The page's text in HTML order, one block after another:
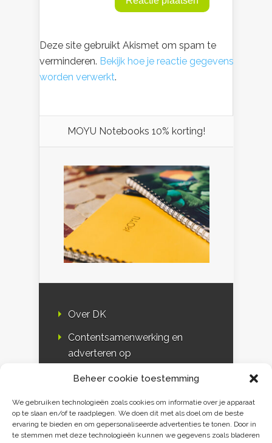
Beheer cookie toestemming
We gebruiken technologieën zoals cookies om informatie over je apparaat
op te slaan en/of te raadplegen. We doen dit met als doel om de beste
ervaring te bieden en om gepersonaliseerde advertenties te tonen. Door in
te stemmen met deze technologieën kunnen we gegevens zoals bladeren
Deze site gebruikt Akismet om spam te
verminderen. Bekijk hoe je reactie gegevens
worden verwerkt.
MOYU Notebooks 10% korting!
Over DK
Contentsamenwerking en
adverteren op
DK & media
Disclaimer